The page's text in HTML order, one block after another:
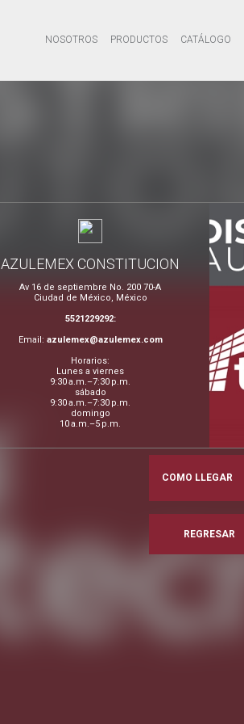
NOSOTROS PRODUCTOS CATÁLOGO
AZULEMEX CONSTITUCION
Av 16 de septiembre No. 200 70-A
Ciudad de México, México
5521229292:
Email: azulemex@azulemex.com
Horarios:
Lunes a viernes
9:30 a.m.–7:30 p.m.
sábado
9:30 a.m.–7:30 p.m.
domingo
10 a.m.–5 p.m.
COMO LLEGAR
REGRESAR